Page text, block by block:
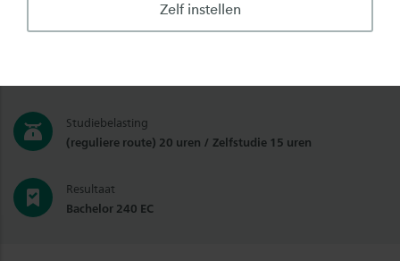
Zelf instellen
Studiebelasting
(reguliere route) 20 uren / Zelfstudie 15 uren
Resultaat
Bachelor 240 EC